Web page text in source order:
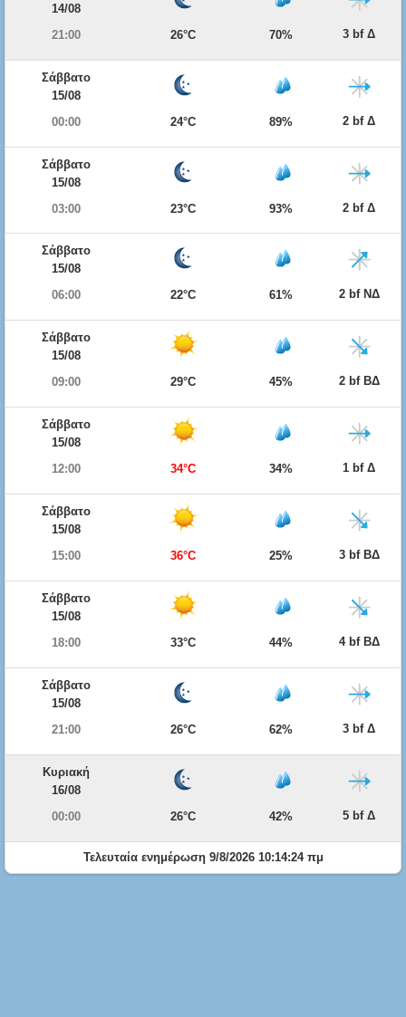
14/08
21:00
26°C 70% 3 bf Δ
Σάββατο
15/08
00:00
24°C 89% 2 bf Δ
Σάββατο
15/08
03:00
23°C 93% 2 bf Δ
Σάββατο
15/08
06:00
22°C 61% 2 bf ΝΔ
Σάββατο
15/08
09:00
29°C 45% 2 bf ΒΔ
Σάββατο
15/08
12:00
34°C 34% 1 bf Δ
Σάββατο
15/08
15:00
36°C 25% 3 bf ΒΔ
Σάββατο
15/08
18:00
33°C 44% 4 bf ΒΔ
Σάββατο
15/08
21:00
26°C 62% 3 bf Δ
Κυριακή
16/08
00:00
26°C 42% 5 bf Δ
Τελευταία ενημέρωση 9/8/2026 10:14:24 πμ